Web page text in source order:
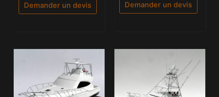
Demander un devis Demander un devis